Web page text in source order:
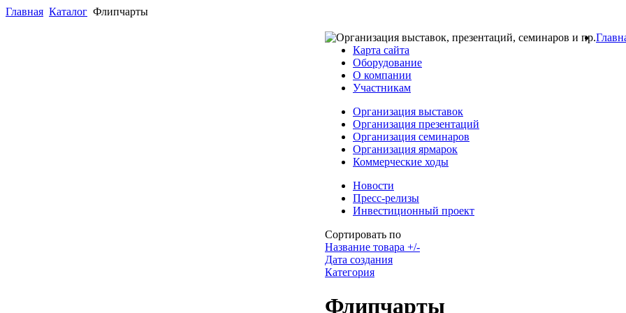
Главная Каталог Флипчарты
Карта сайта
Оборудование
О компании
Участникам
Организация выставок
Организация презентаций
Организация семинаров
Организация ярмарок
Коммерческие ходы
Новости
Пресс-релизы
Инвестиционный проект
Сортировать по
Название товара +/-
Дата создания
Категория
Флипчарты